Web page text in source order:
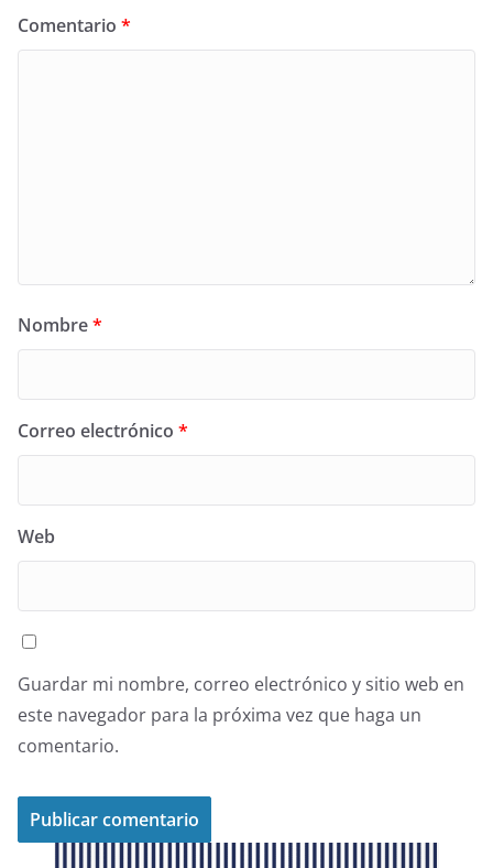
Comentario *
Nombre*
Correo electrónico *
Web
Guardar mi nombre, correo electrónico y sitio web en
este navegador para la próxima vez que haga un
comentario.